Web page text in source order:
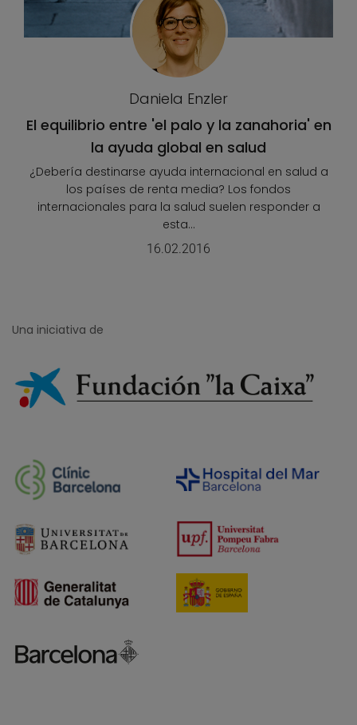
Daniela Enzler
El equilibrio entre 'el palo y la zanahoria' en
la ayuda global en salud
¿Debería destinarse ayuda internacional en salud a
los países de renta media? Los fondos
internacionales para la salud suelen responder a
esta...
16.02.2016
Una iniciativa de